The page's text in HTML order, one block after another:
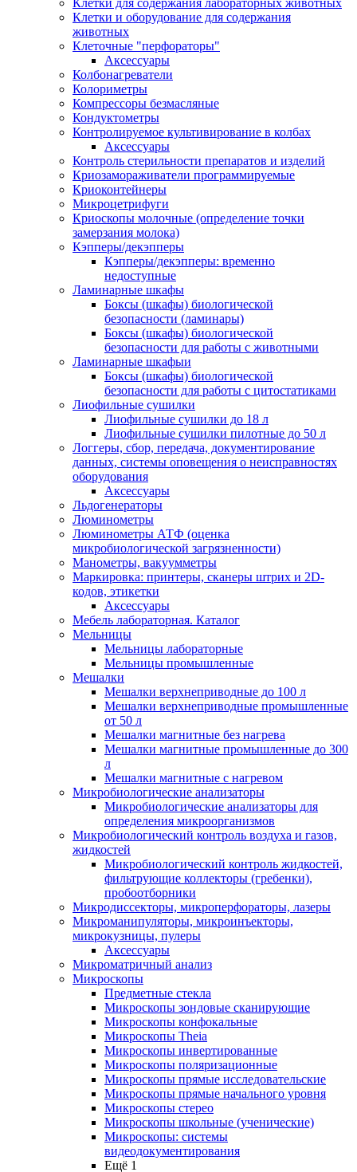
Клетки для содержания лабораторных животных
Клетки и оборудование для содержания
животных
Клеточные "перфораторы"
Аксессуары
Колбонагреватели
Колориметры
Компрессоры безмасляные
Кондуктометры
Контролируемое культивирование в колбах
Аксессуары
Контроль стерильности препаратов и изделий
Криозамораживатели программируемые
Криоконтейнеры
Микроцетрифуги
Криоскопы молочные (определение точки
замерзания молока)
Кэпперы/декэпперы
Кэпперы/декэпперы: временно
недоступные
Ламинарные шкафы
Боксы (шкафы) биологической
безопасности (ламинары)
Боксы (шкафы) биологической
безопасности для работы с животными
Ламинарные шкафыи
Боксы (шкафы) биологической
безопасности для работы с цитостатиками
Лиофильные сушилки
Лиофильные сушилки до 18 л
Лиофильные сушилки пилотные до 50 л
Логгеры, сбор, передача, документирование
данных, системы оповещения о неисправностях
оборудования
Аксессуары
Льдогенераторы
Люминометры
Люминометры АТФ (оценка
микробиологической загрязненности)
Манометры, вакуумметры
Маркировка: принтеры, сканеры штрих и 2D-
кодов, этикетки
Аксессуары
Мебель лабораторная. Каталог
Мельницы
Мельницы лабораторные
Мельницы промышленные
Мешалки
Мешалки верхнеприводные до 100 л
Мешалки верхнеприводные промышленные
от 50 л
Мешалки магнитные без нагрева
Мешалки магнитные промышленные до 300
л
Мешалки магнитные с нагревом
Микробиологические анализаторы
Микробиологические анализаторы для
определения микроорганизмов
Микробиологический контроль воздуха и газов,
жидкостей
Микробиологический контроль жидкостей,
фильтрующие коллекторы (гребенки),
пробоотборники
Микродиссекторы, микроперфораторы, лазеры
Микроманипуляторы, микроинъекторы,
микрокузницы, пулеры
Аксессуары
Микроматричный анализ
Микроскопы
Предметные стекла
Микроскопы зондовые сканирующие
Микроскопы конфокальные
Микроскопы Theia
Микроскопы инвертированные
Микроскопы поляризационные
Микроскопы прямые исследовательские
Микроскопы прямые начального уровня
Микроскопы стерео
Микроскопы школьные (ученические)
Микроскопы: системы
видеодокументирования
Ещё 1